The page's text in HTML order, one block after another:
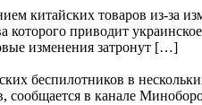
китайских товаров из-за
приводит
изменения затронут […]
беспилотников в
в канале